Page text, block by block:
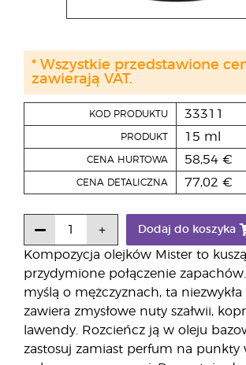
Kompozycja olejków Mister to
przydymione połączenie
myślą o mężczyznach, ta niezwykła
zawiera zmysłowe nuty szałwii,
lawendy. Rozcieńcz ją w oleju
zastosuj zamiast perfum na punkty
KOD PRODUKTU 33311
PRODUKT 15 ml
CENA HURTOWA 58,54 €
CENA DETALICZNA 77,02 €
Dodaj do koszyka
* Wszystkie przedstawione
zawierają VAT.